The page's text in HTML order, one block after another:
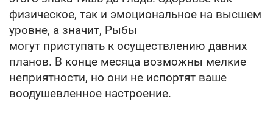
физическое, так и эмоциональное на высшем
уровне, а значит, Рыбы
могут приступать к осуществлению давних
планов. В конце месяца возможны мелкие
неприятности, но они не испортят ваше
воодушевленное настроение.